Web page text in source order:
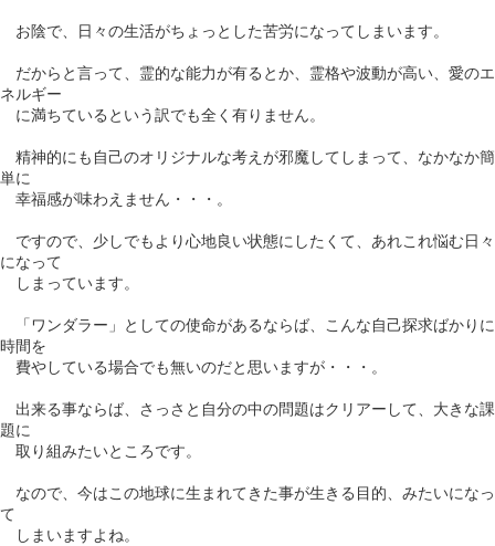
お陰で、日々の生活がちょっとした苦労になってしまいます。
だからと言って、霊的な能力が有るとか、霊格や波動が高い、愛のエ
ネルギー
に満ちているという訳でも全く有りません。
精神的にも自己のオリジナルな考えが邪魔してしまって、なかなか簡
単に
幸福感が味わえません・・・。
ですので、少しでもより心地良い状態にしたくて、あれこれ悩む日々
になって
しまっています。
「ワンダラー」としての使命があるならば、こんな自己探求ばかりに
時間を
費やしている場合でも無いのだと思いますが・・・。
出来る事ならば、さっさと自分の中の問題はクリアーして、大きな課
題に
取り組みたいところです。
なので、今はこの地球に生まれてきた事が生きる目的、みたいになっ
て
しまいますよね。